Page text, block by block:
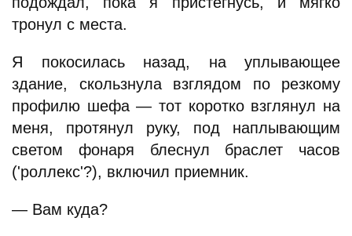
тронул с места.
Я покосилась назад, на уплывающее
здание, скользнула взглядом по резкому
профилю шефа — тот коротко взглянул на
меня, протянул руку, под наплывающим
светом фонаря блеснул браслет часов
('роллекс'?), включил приемник.
— Вам куда?